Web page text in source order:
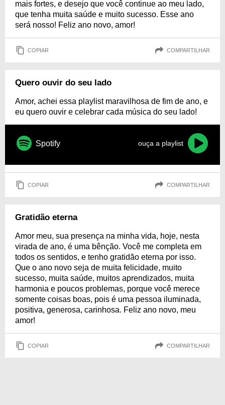
mais fortes, e desejo que você continue ao meu lado,
que tenha muita saúde e muito sucesso. Esse ano
será nosso! Feliz ano novo, amor!
COPIAR COMPARTILHAR
Quero ouvir do seu lado
Amor, achei essa playlist maravilhosa de fim de ano, e
eu quero ouvir e celebrar cada música do seu lado!
Spotify ouça a playlist
COPIAR COMPARTILHAR
Gratidão eterna
Amor meu, sua presença na minha vida, hoje, nesta
virada de ano, é uma bênção. Você me completa em
todos os sentidos, e tenho gratidão eterna por isso.
Que o ano novo seja de muita felicidade, muito
sucesso, muita saúde, muitos aprendizados, muita
harmonia e poucos problemas, porque você merece
somente coisas boas, pois é uma pessoa iluminada,
positiva, generosa, carinhosa. Feliz ano novo, meu
amor!
COPIAR COMPARTILHAR